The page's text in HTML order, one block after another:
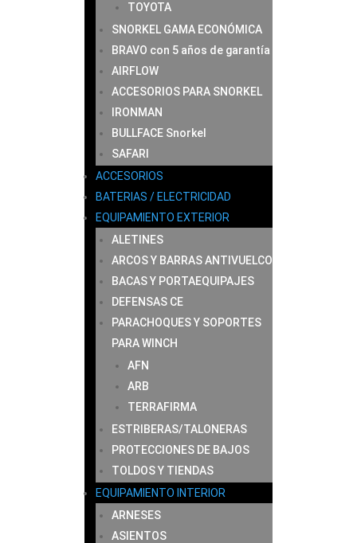
TOYOTA
SNORKEL GAMA ECONÓMICA
BRAVO con 5 años de garantía
AIRFLOW
ACCESORIOS PARA SNORKEL
IRONMAN
BULLFACE Snorkel
SAFARI
ACCESORIOS
BATERIAS / ELECTRICIDAD
EQUIPAMIENTO EXTERIOR
ALETINES
ARCOS Y BARRAS ANTIVUELCO
BACAS Y PORTAEQUIPAJES
DEFENSAS CE
PARACHOQUES Y SOPORTES
PARA WINCH
AFN
ARB
TERRAFIRMA
ESTRIBERAS/TALONERAS
PROTECCIONES DE BAJOS
TOLDOS Y TIENDAS
EQUIPAMIENTO INTERIOR
ARNESES
ASIENTOS